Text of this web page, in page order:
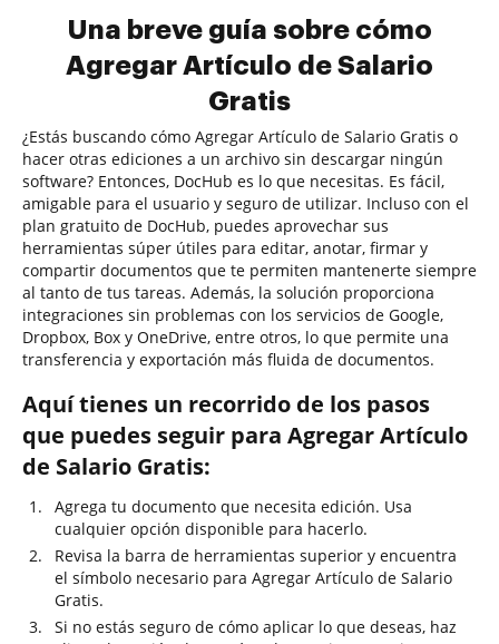
Una breve guía sobre cómo
Agregar Artículo de Salario
Gratis
¿Estás buscando cómo Agregar Artículo de Salario Gratis o
hacer otras ediciones a un archivo sin descargar ningún
software? Entonces, DocHub es lo que necesitas. Es fácil,
amigable para el usuario y seguro de utilizar. Incluso con el
plan gratuito de DocHub, puedes aprovechar sus
herramientas súper útiles para editar, anotar, firmar y
compartir documentos que te permiten mantenerte siempre
al tanto de tus tareas. Además, la solución proporciona
integraciones sin problemas con los servicios de Google,
Dropbox, Box y OneDrive, entre otros, lo que permite una
transferencia y exportación más fluida de documentos.
Aquí tienes un recorrido de los pasos
que puedes seguir para Agregar Artículo
de Salario Gratis:
Agrega tu documento que necesita edición. Usa
cualquier opción disponible para hacerlo.
Revisa la barra de herramientas superior y encuentra
el símbolo necesario para Agregar Artículo de Salario
Gratis.
Si no estás seguro de cómo aplicar lo que deseas, haz